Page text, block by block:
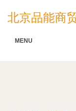
北京品能商
MENU